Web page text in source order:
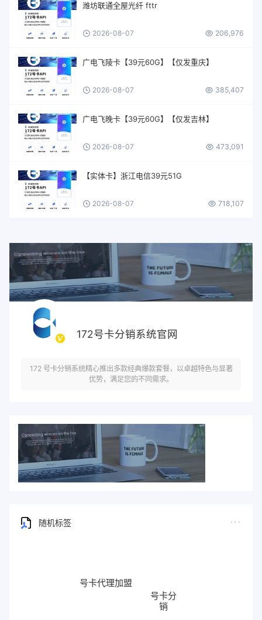
潍坊联通全屋光纤 fttr
2026-08-07 206,976
广电飞陵卡【39元60G】【仅发重庆】
2026-08-07 385,407
广电飞晚卡【39元60G】【仅发吉林】
2026-08-07 473,091
【实体卡】浙江电信39元51G
2026-08-07 718,107
172号卡分销系统官网
172 号卡分销系统精心推出多款经典爆款套餐，以卓越特色与显著
优势，满足您的不同需求。
随机标签
号卡代理加盟
号卡分
销